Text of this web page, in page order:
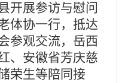
开展参访与慰问
体协一行，抵达
参观交流， 岳西
、安徽省芳庆慈
荣生等陪同接